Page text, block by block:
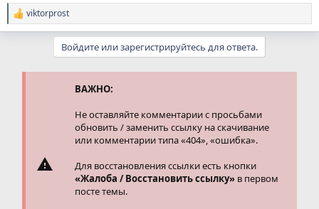
Р
е
viktorprost
Войдите или зарегистрируйтесь для ответа.
ВАЖНО:
Не оставляйте комментарии с просьбами
обновить / заменить ссылку на скачивание
или комментарии типа «404», «ошибка».
Для восстановления ссылки есть кнопки
«Жалоба / Восстановить ссылку» в первом
посте темы.